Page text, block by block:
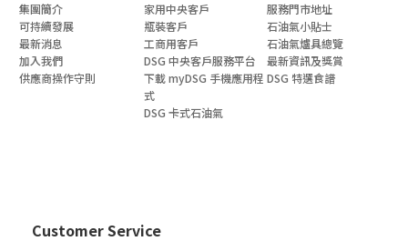
集團簡介
可持續發展
最新消息
加入我們
供應商操作守則
家用中央客戶
瓶裝客戶
工商用客戶
DSG 中央客戶服務平台
下載 myDSG 手機應用程
式
DSG 卡式石油氣
服務門市地址
石油氣小貼士
石油氣爐具總覽
最新資訊及獎賞
DSG 特選食譜
Customer Service